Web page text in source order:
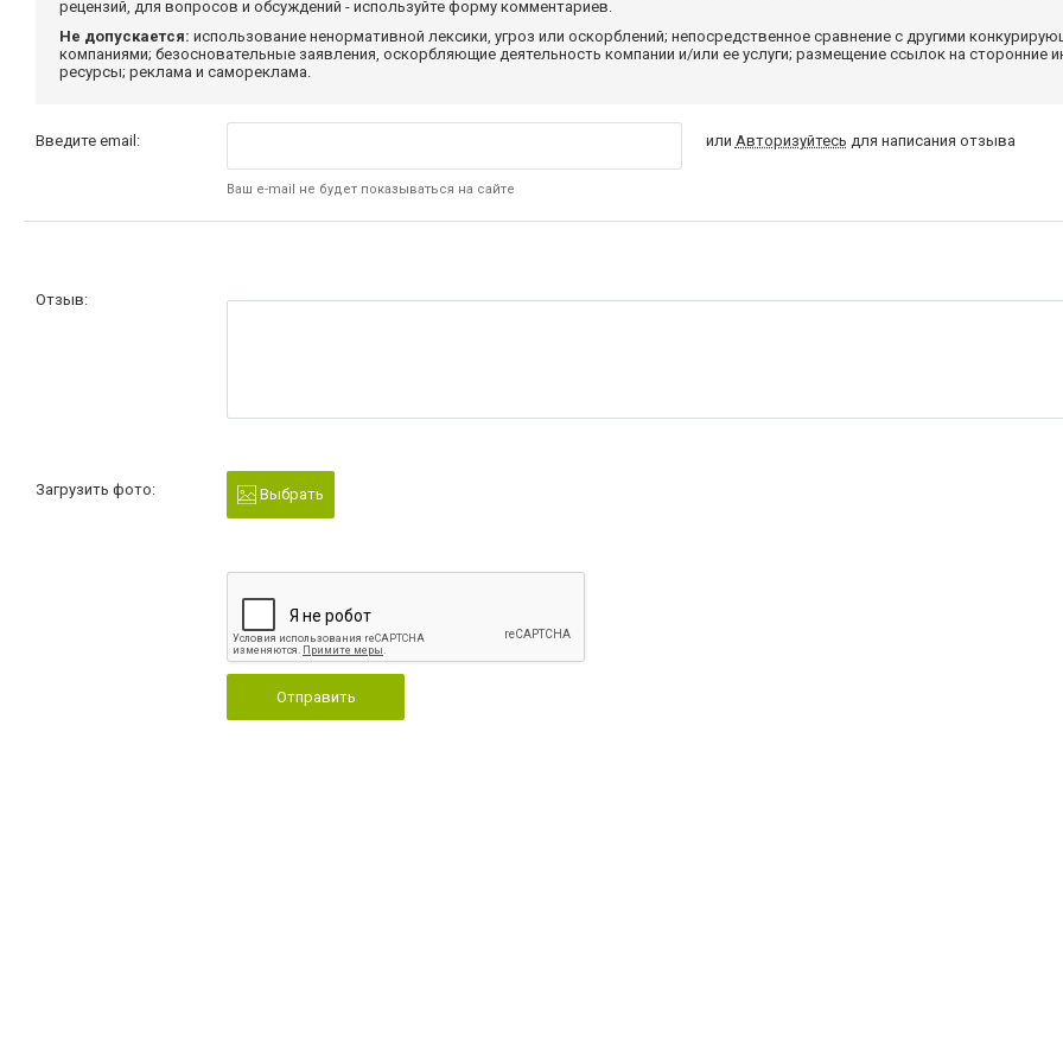
рецензий, для вопросов и обсуждений - используйте форму комментариев.
Не допускается: использование ненормативной лексики, угроз или оскорблений; непосредственное сравнение с другими
компаниями; безосновательные заявления, оскорбляющие деятельность компании и/или ее услуги; размещение ссылок на сторонние
ресурсы; реклама и самореклама.
Введите email:
Ваш e-mail не будет показываться на сайте
или Авторизуйтесь для написания отзыва
Отзыв:
Загрузить фото: Выбрать
Отправить